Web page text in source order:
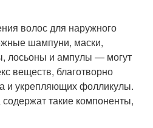
волос для наружного
шампуни, маски,
лосьоны и ампулы — могут
веществ, благотворно
и укрепляющих фолликулы.
такие компоненты,